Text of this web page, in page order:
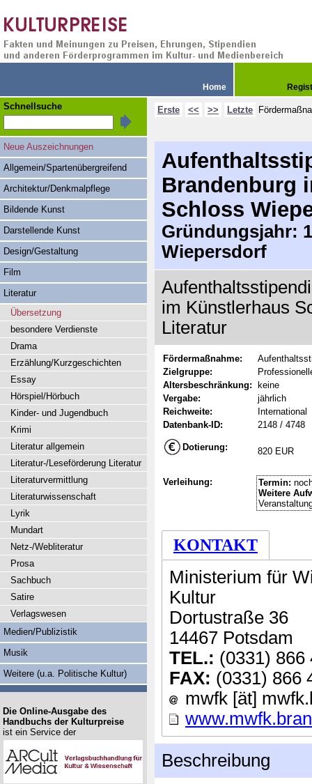
Home
Erste << >> Letzte
Brandenburg
Schloss
Gründungsjahr:
Wiepersdorf
im Künstlerhaus
Literatur
Fördermaßnahme:
Zielgruppe:
Altersbeschränkung:
keine
Vergabe:
jährlich
Reichweite:
International
Datenbank-ID:
2148 / 4748
Dotierung: 820 EUR
Verleihung: Termin:
Weitere
KONTAKT
Ministerium für
Kultur
Dortustraße 36
14467 Potsdam
TEL.: (0331) 866
FAX: (0331) 866
mwfk [ät]
Beschreibung
Schnellsuche
Neue Auszeichnungen
Allgemein/Spartenübergreifend
Architektur/Denkmalpflege
Bildende Kunst
Darstellende Kunst
Design/Gestaltung
Film
Literatur
Übersetzung
besondere Verdienste
Drama
Erzählung/Kurzgeschichten
Essay
Hörspiel/Hörbuch
Kinder- und Jugendbuch
Krimi
Literatur allgemein
Literatur-/Leseförderung Literatur
Literaturvermittlung
Literaturwissenschaft
Lyrik
Mundart
Netz-/Webliteratur
Prosa
Sachbuch
Satire
Verlagswesen
Medien/Publizistik
Musik
Weitere (u.a. Politische Kultur)
Die Online-Ausgabe des
Handbuchs der Kulturpreise
ist ein Service der